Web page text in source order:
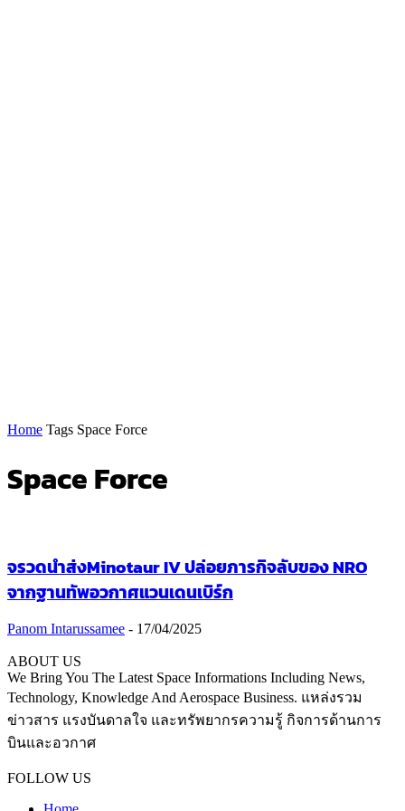
Home Tags Space Force
Space Force
จรวดนำส่งMinotaur IV ปล่อยภารกิจลับของ NRO
จากฐานทัพอวกาศแวนเดนเบิร์ก
Panom Intarussamee - 17/04/2025
ABOUT US
We Bring You The Latest Space Informations Including News,
Technology, Knowledge And Aerospace Business. แหล่งรวม
ข่าวสาร แรงบันดาลใจ และทรัพยากรความรู้ กิจการด้านการ
บินและอวกาศ
FOLLOW US